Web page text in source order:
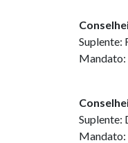
Suplente:
Suplente: